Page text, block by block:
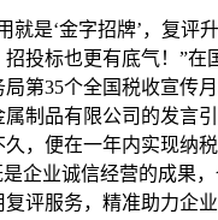
是‘金字招牌’，复评
招投标也更有底气！”在
第35个全国税收宣传
属制品有限公司的发言
久，便在一年内实现纳
是企业诚信经营的成果
评服务，精准助力企业